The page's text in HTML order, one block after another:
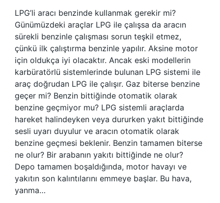
LPG’li aracı benzinde kullanmak gerekir mi?
Günümüzdeki araçlar LPG ile çalışsa da aracın
sürekli benzinle çalışması sorun teşkil etmez,
çünkü ilk çalıştırma benzinle yapılır. Aksine motor
için oldukça iyi olacaktır. Ancak eski modellerin
karbüratörlü sistemlerinde bulunan LPG sistemi ile
araç doğrudan LPG ile çalışır. Gaz biterse benzine
geçer mi? Benzin bittiğinde otomatik olarak
benzine geçmiyor mu? LPG sistemli araçlarda
hareket halindeyken veya dururken yakıt bittiğinde
sesli uyarı duyulur ve aracın otomatik olarak
benzine geçmesi beklenir. Benzin tamamen biterse
ne olur? Bir arabanın yakıtı bittiğinde ne olur?
Depo tamamen boşaldığında, motor havayı ve
yakıtın son kalıntılarını emmeye başlar. Bu hava,
yanma…